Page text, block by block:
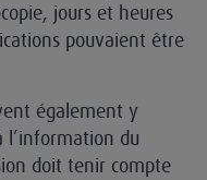
jours et heures
pouvaient être
également y
l’information du
doit tenir compte